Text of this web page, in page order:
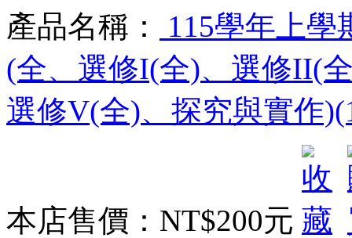
產品名稱：
115學年上學
(全、選修I(全)、選修II(
選修V(全)、探究與實作
本店售價： NT$200元